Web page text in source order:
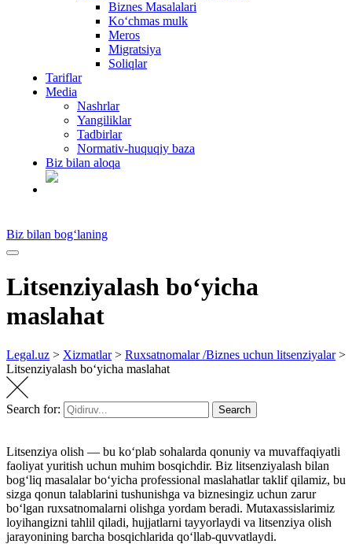
Biznes Masalalari
Ko‘chmas mulk
Meros
Migratsiya
Soliqlar
Tariflar
Media
Nashrlar
Yangiliklar
Tadbirlar
Normativ-huquqiy baza
Biz bilan aloqa
Biz bilan bog‘laning
Litsenziyalash boʻyicha
maslahat
Legal.uz > Xizmatlar> Ruxsatnomalar /Biznes uchun litsenziyalar>
Litsenziyalash boʻyicha maslahat
Search for: Search
Litsenziya olish — bu koʻplab sohalarda qonuniy va muvaffaqiyatli
faoliyat yuritish uchun muhim bosqichdir. Biz litsenziyalash bilan
bogʻliq masalalar boʻyicha professional maslahatlar taklif qilamiz, bu
sizga qonun talablarini tushunishga va biznesingiz uchun zarur
boʻlgan ruxsatnomalarni olishga yordam beradi. Mutaxassislarimiz
loyihangizni tahlil qiladi, hujjatlarni tayyorlaydi va litsenziya olish
jarayonining barcha bosqichlarida qoʻllab-quvvatlaydi.